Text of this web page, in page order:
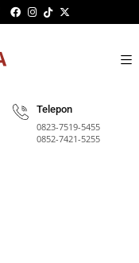
Telepon
0823-7519-5455
0852-7421-5255